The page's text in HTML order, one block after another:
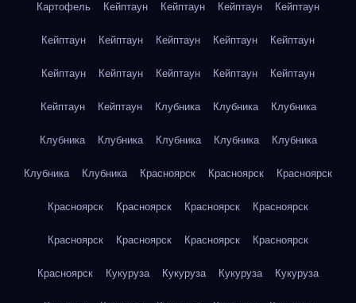
Картофель Кейптаун Кейптаун Кейптаун Кейптаун
Кейптаун Кейптаун Кейптаун Кейптаун Кейптаун
Кейптаун Кейптаун Кейптаун Кейптаун Кейптаун
Кейптаун Кейптаун Клубника Клубника Клубника
Клубника Клубника Клубника Клубника Клубника
Клубника Клубника Красноярск Красноярск Красноярск
Красноярск Красноярск Красноярск Красноярск
Красноярск Красноярск Красноярск Красноярск
Красноярск Кукуруза Кукуруза Кукуруза Кукуруза